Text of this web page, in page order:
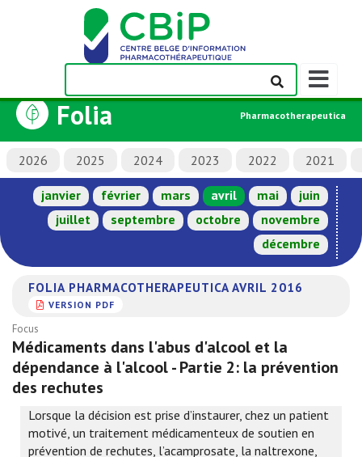
Afficher/
la
de
navigation
Folia Pharmacotherapeutica
2026 2025 2024 2023 2022 2021
janvier février mars avril mai
juin
juillet
septembre octobre
novembre
décembre
FOLIA PHARMACOTHERAPEUTICA AVRIL 2016
VERSION PDF
Focus
Médicaments dans l'abus d'alcool et la
dépendance à l'alcool - Partie 2: la prévention
des rechutes
Lorsque la décision est prise d’instaurer, chez un patient
motivé, un traitement médicamenteux de soutien en
prévention de rechutes, l’acamprosate, la naltrexone,